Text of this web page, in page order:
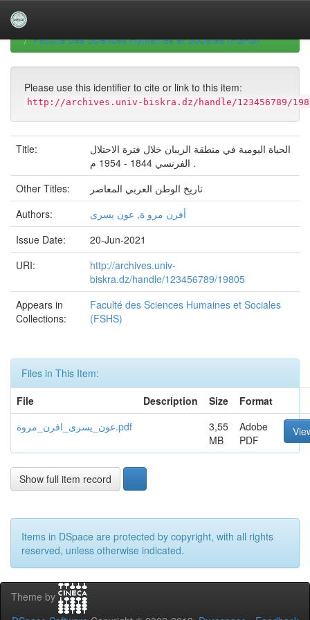
navigationUniversity of Biskra Repository
Faculté des Sciences Humaines et Sociales (FSHS)
Please use this identifier to cite or link to this item:
http://archives.univ-biskra.dz/handle/123456789/
Title:
الحياة اليومية في منطقة الزيبان خلال فترة الاحتلال
الفرنسي 1844 - 1954 م .
Other Titles:
تاريخ الوطن العربي المعاصر
Authors:
أفرن مرو ة, عون يسرى
Issue Date:
20-Jun-2021
URI:
http://archives.univ-
biskra.dz/handle/123456789/19805
Appears in
Collections:
Faculté des Sciences Humaines et Sociales
(FSHS)
Files in This Item:
File
Description Size
Format
عون_يسرى_افرن_مروة.pdf
3,55
MB
Adobe
PDF
Show full item record
Items in DSpace are protected by copyright, with all rights
reserved, unless otherwise indicated.
Theme by